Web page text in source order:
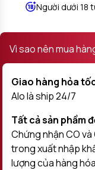
Người dưới 18
Vì sao nên mua
Giao hàng hỏa
Alo là ship 24/7
Tất cả sản phầm
Chứng nhận CO
trong xuất nhập
lượng của hàng